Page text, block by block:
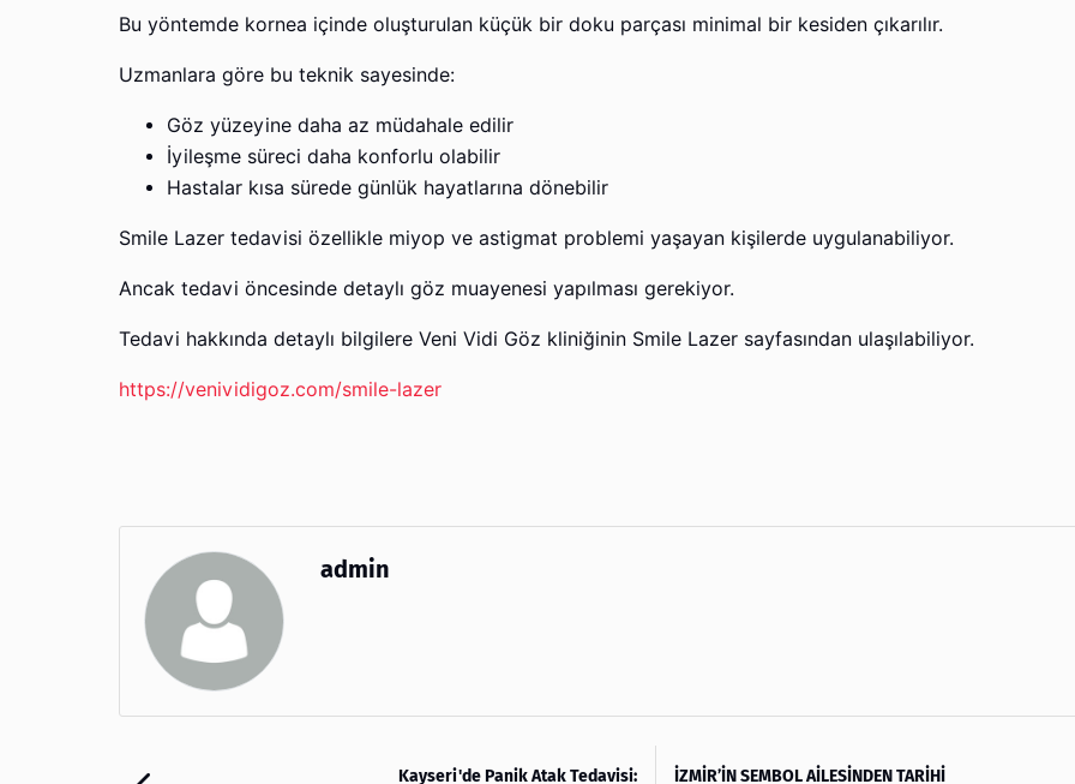
Bu yöntemde kornea içinde oluşturulan küçük bir doku parçası minimal bir kesiden çıkarılır.
Uzmanlara göre bu teknik sayesinde:
Göz yüzeyine daha az müdahale edilir
İyileşme süreci daha konforlu olabilir
Hastalar kısa sürede günlük hayatlarına dönebilir
Smile Lazer tedavisi özellikle miyop ve astigmat problemi yaşayan kişilerde uygulanabiliyor.
Ancak tedavi öncesinde detaylı göz muayenesi yapılması gerekiyor.
Tedavi hakkında detaylı bilgilere Veni Vidi Göz kliniğinin Smile Lazer sayfasından ulaşılabiliyor.
https://venividigoz.com/smile-lazer
admin
Kayseri'de Panik Atak Tedavisi:
İZMİR’İN SEMBOL AİLESİNDEN TARİHİ